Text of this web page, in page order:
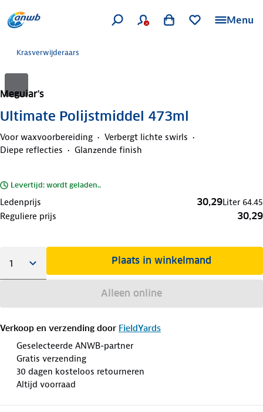
Menu
Krasverwijderaars
Meguiar's
Ultimate Polijstmiddel 473ml
Voor waxvoorbereiding
Verbergt lichte swirls
Diepe reflecties
Glanzende finish
Levertijd: wordt geladen..
Ledenprijs 30,29Liter 64.45
Reguliere prijs
30,29
Plaats in winkelmand
Alleen online
Verkoop en verzending door FieldYards
Geselecteerde ANWB-partner
Gratis verzending
30 dagen kosteloos retourneren
Altijd voorraad